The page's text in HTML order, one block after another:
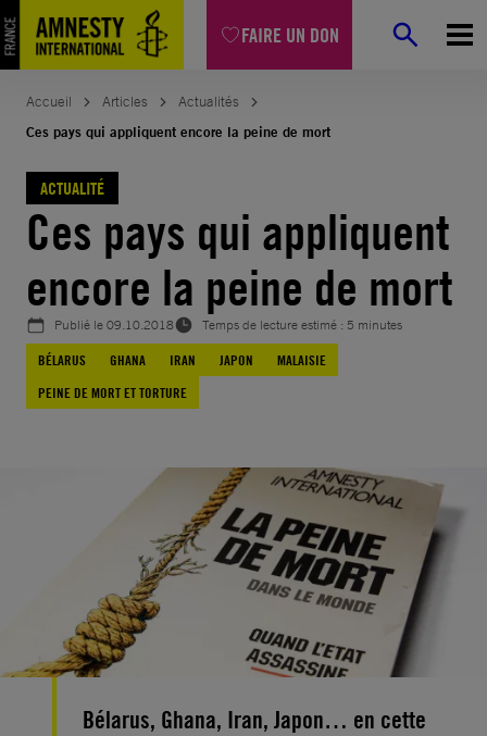
FAIRE UN DON
Aller
au
contenu
Accueil Articles
Actualités
Ces pays qui appliquent encore la peine de mort
ACTUALITÉ
Ces pays qui appliquent
encore la peine de mort
Publié le09.10.2018
Temps de lecture estimé : 5 minutes
BÉLARUS
GHANA IRAN JAPON
MALAISIE
PEINE DE MORT ET TORTURE
Bélarus, Ghana, Iran, Japon… en cette